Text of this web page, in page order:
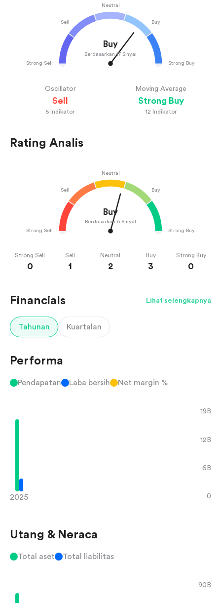
Strong Sell
Sell
Neutral
Buy
Strong Buy
Buy
Berdasarkan 17 Sinyal
Oscillator
Sell
5 Indikator
Moving Average
Strong Buy
12 Indikator
Rating Analis
Strong Sell
Sell
Neutral
Buy
Strong Buy
Buy
Berdasarkan 6 Sinyal
Strong Sell
0
Sell
1
Neutral
2
Buy
3
Strong Buy
0
Financials Lihat selengkapnya
Tahunan Kuartalan
Performa
Pendapatan Laba bersih Net margin %
2025
19B
12B
6B
0
Utang & Neraca
Total aset Total liabilitas
90B